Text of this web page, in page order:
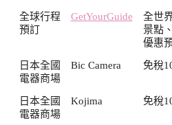
全球行程
預訂
GetYourGuide
全世
景點
優惠
日本全國
電器商場
Bic Camera 免稅
日本全國
電器商場
Kojima 免稅